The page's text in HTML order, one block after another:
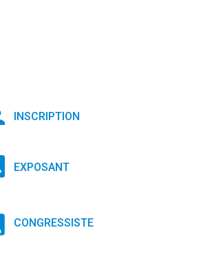
INSCRIPTION
EXPOSANT
CONGRESSISTE